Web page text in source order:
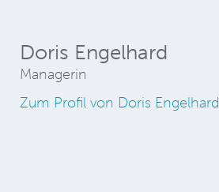
Doris Engelhard
Managerin
Zum Profil von Doris Engelhard